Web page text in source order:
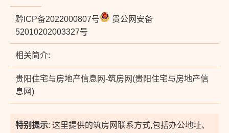
黔ICP备2022000807号
贵公网安备
52010202003327号
相关简介:
贵阳住宅与房地产信息网-筑房网(贵阳住宅与房地产信
息网)
特别提示: 这里提供的筑房网联系方式,包括办公地址、